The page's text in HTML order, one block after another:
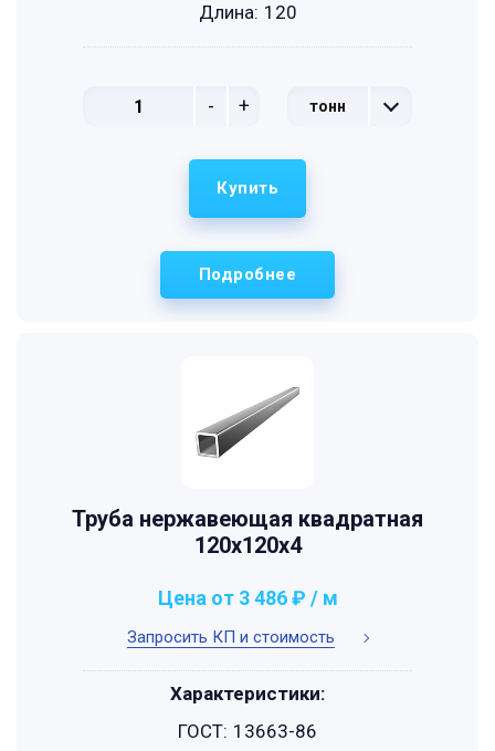
- + тонн
Длина: 120
Подробнее
Купить
Труба нержавеющая квадратная
120х120х4
Запросить КП и стоимость
Цена от 3 486 ₽ / м
Характеристики:
ГОСТ: 13663-86